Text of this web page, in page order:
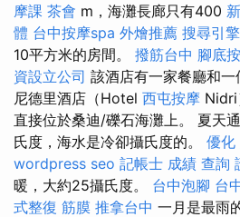
摩課 茶會 m，海灘長廊只有400
體 台中按摩spa 外燴推薦 搜尋引
10平方米的房間。 撥筋台中 腳底
資設立公司 該酒店有一家餐廳和一
尼德里酒店（Hotel 西屯按摩 Nidri
直接位於桑迪/礫石海灘上。 夏天
氏度，海水是冷卻攝氏度的。 優化
wordpress seo 記帳士 成績 查詢
暖，大約25攝氏度。 台中泡腳 台
式整復 筋膜 推拿台中 一月是最雨